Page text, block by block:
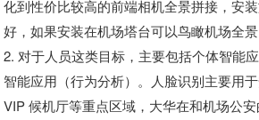
化到性价比较高的前端相机全景拼接，安
好，如果安装在机场塔台可以鸟瞰机场全景
2. 对于人员这类目标，主要包括个体智能
智能应用（行为分析）。人脸识别主要用于
VIP 候机厅等重点区域，大华在和机场公